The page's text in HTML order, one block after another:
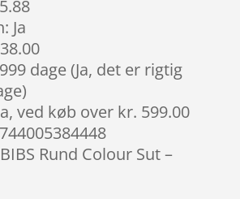
Ja
dage (Ja, det er rigtig
ved køb over kr. 599.00
Rund Colour Sut –